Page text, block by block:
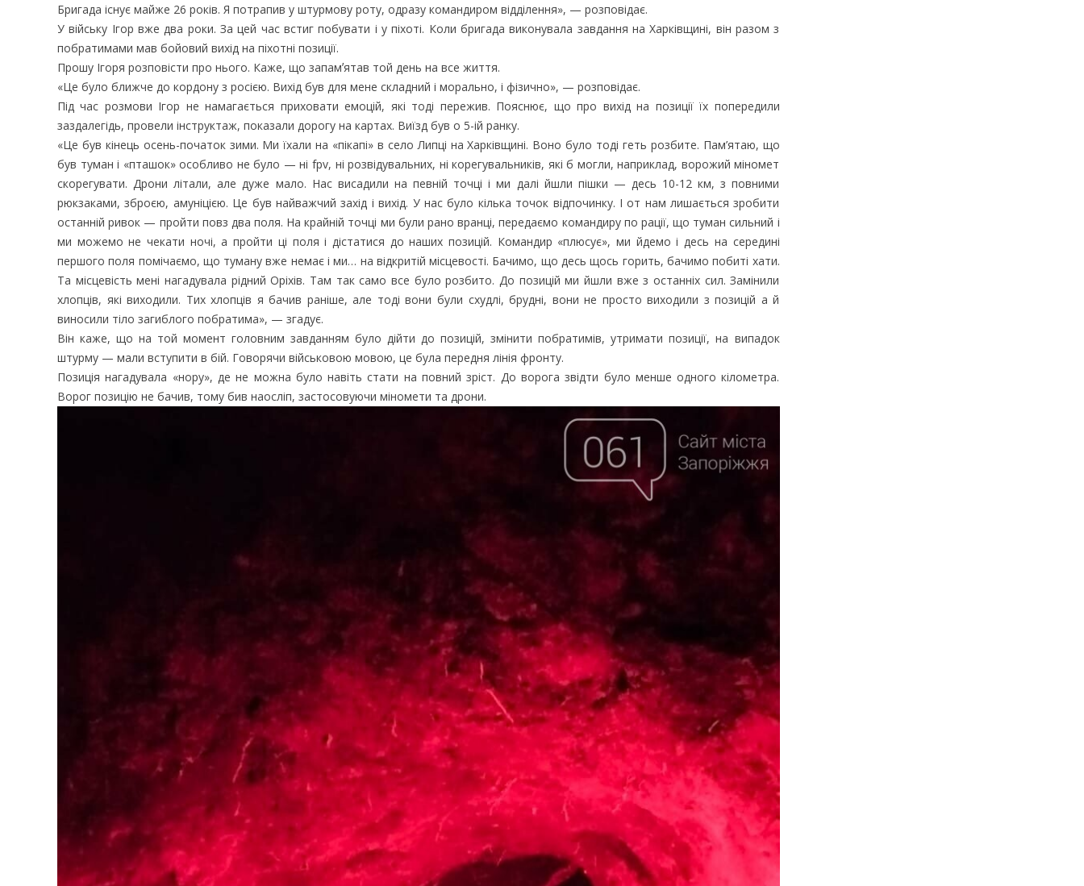
Бригада існує майже 26 років. Я потрапив у штурмову роту, одразу командиром відділення», — розповідає.
У війську Ігор вже два роки. За цей час встиг побувати і у піхоті. Коли бригада виконувала завдання на Харківщині, він разом з
побратимами мав бойовий вихід на піхотні позиції.
Прошу Ігоря розповісти про нього. Каже, що запамʼятав той день на все життя.
«Це було ближче до кордону з росією. Вихід був для мене складний і морально, і фізично», — розповідає.
Під час розмови Ігор не намагається приховати емоцій, які тоді пережив. Пояснює, що про вихід на позиції їх попередили
заздалегідь, провели інструктаж, показали дорогу на картах. Виїзд був о 5-ій ранку.
«Це був кінець осень-початок зими. Ми їхали на «пікапі» в село Липці на Харківщині. Воно було тоді геть розбите. Пам’ятаю, що
був туман і «пташок» особливо не було — ні fpv, ні розвідувальних, ні корегувальників, які б могли, наприклад, ворожий міномет
скорегувати. Дрони літали, але дуже мало. Нас висадили на певній точці і ми далі йшли пішки — десь 10-12 км, з повними
рюкзаками, зброєю, амуніцією. Це був найважчий захід і вихід. У нас було кілька точок відпочинку. І от нам лишається зробити
останній ривок — пройти повз два поля. На крайній точці ми були рано вранці, передаємо командиру по рації, що туман сильний і
ми можемо не чекати ночі, а пройти ці поля і дістатися до наших позицій. Командир «плюсує», ми йдемо і десь на середині
першого поля помічаємо, що туману вже немає і ми… на відкритій місцевості. Бачимо, що десь щось горить, бачимо побиті хати.
Та місцевість мені нагадувала рідний Оріхів. Там так само все було розбито. До позицій ми йшли вже з останніх сил. Замінили
хлопців, які виходили. Тих хлопців я бачив раніше, але тоді вони були схудлі, брудні, вони не просто виходили з позицій а й
виносили тіло загиблого побратима», — згадує.
Він каже, що на той момент головним завданням було дійти до позицій, змінити побратимів, утримати позиції, на випадок
штурму — мали вступити в бій. Говорячи військовою мовою, це була передня лінія фронту.
Позиція нагадувала «нору», де не можна було навіть стати на повний зріст. До ворога звідти було менше одного кілометра.
Ворог позицію не бачив, тому бив наосліп, застосовуючи міномети та дрони.